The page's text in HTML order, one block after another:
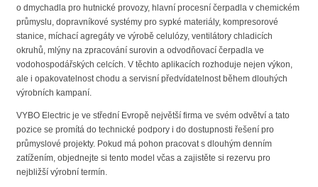
o dmychadla pro hutnické provozy, hlavní procesní čerpadla v chemickém
průmyslu, dopravníkové systémy pro sypké materiály, kompresorové
stanice, míchací agregáty ve výrobě celulózy, ventilátory chladicích
okruhů, mlýny na zpracování surovin a odvodňovací čerpadla ve
vodohospodářských celcích. V těchto aplikacích rozhoduje nejen výkon,
ale i opakovatelnost chodu a servisní předvídatelnost během dlouhých
výrobních kampaní.
VYBO Electric je ve střední Evropě největší firma ve svém odvětví a tato
pozice se promítá do technické podpory i do dostupnosti řešení pro
průmyslové projekty. Pokud má pohon pracovat s dlouhým denním
zatížením, objednejte si tento model včas a zajistěte si rezervu pro
nejbližší výrobní termín.